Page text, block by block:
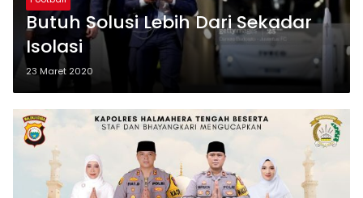
Butuh Solusi Lebih Dari Sekadar
Isolasi
23 Maret 2020